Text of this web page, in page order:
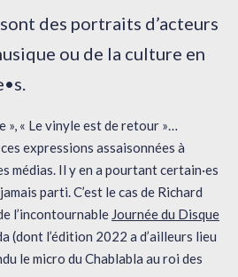
des portraits d’acteurs
ou de la culture en
», « Le vinyle est de retour »…
expressions assaisonnées à
médias. Il y en a pourtant certain·es
parti. C’est le cas de Richard
l’incontournable Journée du Disque
(dont l’édition 2022 a d’ailleurs lieu
le micro du Chablabla au roi des